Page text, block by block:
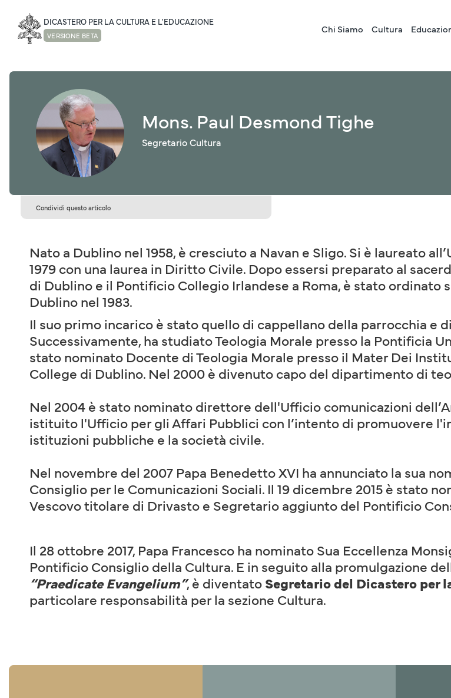
DICASTERO PER LA CULTURA E L'EDUCAZIONE
VERSIONE BETA
Chi Siamo Cultura
Mons. Paul Desmond Tighe
Segretario Cultura
Condividi questo articolo
Nato a Dublino nel 1958, è cresciuto a Navan e Sligo. Si è laureato
1979 con una laurea in Diritto Civile. Dopo essersi preparato al
di Dublino e il Pontificio Collegio Irlandese a Roma, è stato ordinato
Dublino nel 1983.
Il suo primo incarico è stato quello di cappellano della parrocchia e
Successivamente, ha studiato Teologia Morale presso la Pontificia
stato nominato Docente di Teologia Morale presso il Mater Dei
College di Dublino. Nel 2000 è divenuto capo del dipartimento di
Nel 2004 è stato nominato direttore dell'Ufficio comunicazioni
istituito l'Ufficio per gli Affari Pubblici con l’intento di promuovere
istituzioni pubbliche e la società civile.
Nel novembre del 2007 Papa Benedetto XVI ha annunciato la sua
Consiglio per le Comunicazioni Sociali. Il 19 dicembre 2015 è stato
Vescovo titolare di Drivasto e Segretario aggiunto del Pontificio
Il 28 ottobre 2017, Papa Francesco ha nominato Sua Eccellenza
Pontificio Consiglio della Cultura. E in seguito alla promulgazione
“Praedicate Evangelium”, è diventatoSegretario del Dicastero per
particolare responsabilità per la sezione Cultura.